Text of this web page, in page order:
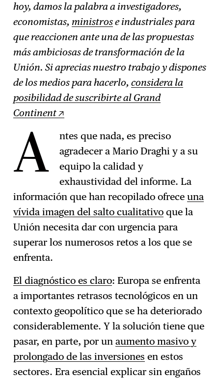
hoy, damos la palabra a investigadores,
economistas, ministrose industriales para
que reaccionen ante una de las propuestas
más ambiciosas de transformación de la
Unión. Si aprecias nuestro trabajo y dispones
de los medios para hacerlo,considera la
posibilidad de suscribirte al Grand
Continent
A
ntes que nada, es preciso
agradecer a Mario Draghi y a su
equipo la calidad y
exhaustividad del informe. La
información que han recopilado ofreceuna
vívida imagen del salto cualitativo que la
Unión necesita dar con urgencia para
superar los numerosos retos a los que se
enfrenta.
El diagnóstico es claro: Europa se enfrenta
a importantes retrasos tecnológicos en un
contexto geopolítico que se ha deteriorado
considerablemente. Y la solución tiene que
pasar, en parte, por unaumento masivo y
prolongado de las inversiones en estos
sectores. Era esencial explicar sin engaños